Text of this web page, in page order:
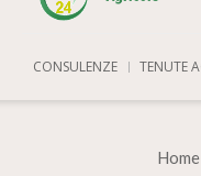
CONSULENZE TENUTE
Home